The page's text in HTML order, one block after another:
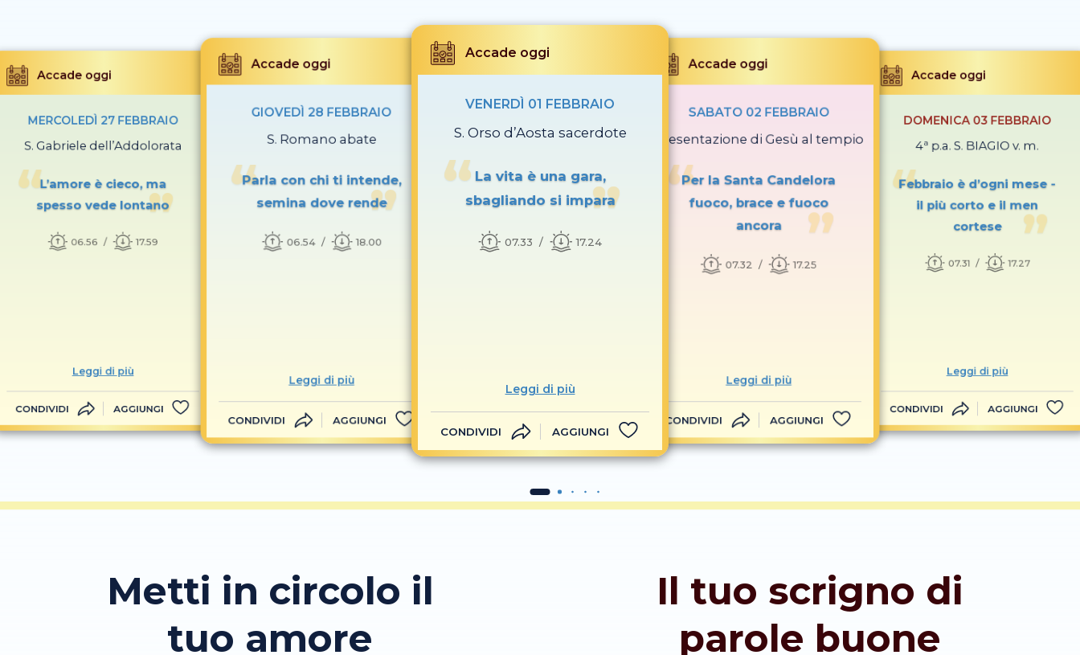
Accade oggi
MERCOLEDÌ 27 FEBBRAIO
S. Gabriele dell’Addolorata
L’amore è cieco, ma
spesso vede lontano
06.56 17.59
Leggi di più
CONDIVIDI AGGIUNGI
Accade oggi
GIOVEDÌ 28 FEBBRAIO
S. Romano abate
Parla con chi ti intende,
semina dove rende
06.54 18.00
Leggi di più
CONDIVIDI AGGIUNGI
Accade oggi
VENERDÌ 01 FEBBRAIO
S. Orso d’Aosta sacerdote
La vita è una gara,
sbagliando si impara
07.33 17.24
Leggi di più
CONDIVIDI AGGIUNGI
Accade oggi
SABATO 02 FEBBRAIO
Presentazione di Gesù al tempio
Per la Santa Candelora
fuoco, brace e fuoco
ancora
07.32 17.25
Leggi di più
CONDIVIDI AGGIUNGI
Accade oggi
DOMENICA 03 FEBBRAIO
4ª p.a. S. BIAGIO v. m.
Febbraio è d’ogni mese -
il più corto e il men
cortese
07.31 17.27
Leggi di più
CONDIVIDI AGGIUNGI
Metti in circolo il
tuo amore
Il tuo scrigno di
parole buone